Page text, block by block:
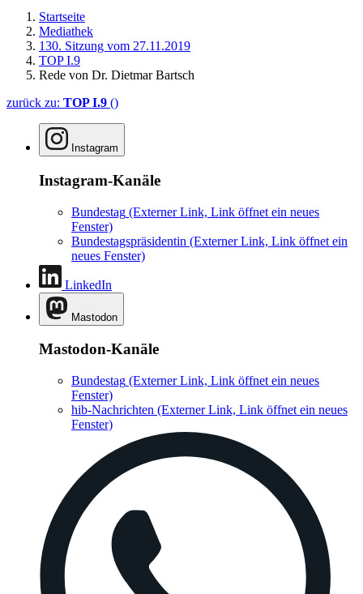
Startseite
Mediathek
130. Sitzung vom 27.11.2019
TOP I.9
Rede von Dr. Dietmar Bartsch
zurück zu: TOP I.9 ()
Instagram
Instagram-Kanäle
Bundestag (Externer Link, Link öffnet ein neues
Fenster)
Bundestagspräsidentin (Externer Link, Link öffnet ein
neues Fenster)
LinkedIn
Mastodon
Mastodon-Kanäle
Bundestag (Externer Link, Link öffnet ein neues
Fenster)
hib-Nachrichten (Externer Link, Link öffnet ein neues
Fenster)